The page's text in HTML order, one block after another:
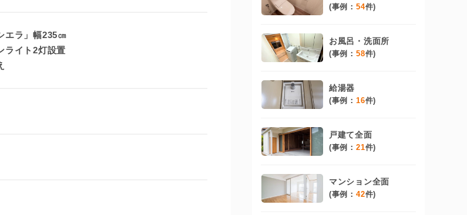
エラ」幅235㎝
ライト2灯設置
(事例： 54件)
お風呂・洗面所
(事例： 58件)
給湯器
(事例： 16件)
戸建て全面
(事例： 21件)
マンション全面
(事例： 42件)